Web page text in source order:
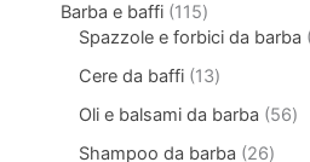
Barba e baffi 115
Spazzole e forbici da barba
Cere da baffi 13
Oli e balsami da barba
56
Shampoo da barba
26